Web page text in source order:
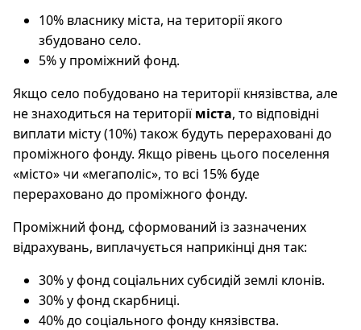
10% власнику міста, на території якого
збудовано село.
5% у проміжний фонд.
Якщо село побудовано на території князівства, але
не знаходиться на територіїміста, то відповідні
виплати місту (10%) також будуть перераховані до
проміжного фонду. Якщо рівень цього поселення
«місто» чи «мегаполіс», то всі 15% буде
перераховано до проміжного фонду.
Проміжний фонд, сформований із зазначених
відрахувань, виплачується наприкінці дня так:
30% у фонд соціальних субсидій землі клонів.
30% у фонд скарбниці.
40% до соціального фонду князівства.